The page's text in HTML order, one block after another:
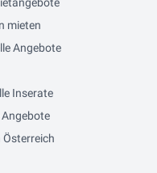
mieten
Angebote
Inserate